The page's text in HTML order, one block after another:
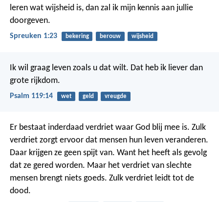
leren wat wijsheid is, dan zal ik mijn kennis aan jullie
doorgeven.
Spreuken 1:23 bekering berouw wijsheid
Ik wil graag leven zoals u dat wilt. Dat heb ik liever dan
grote rijkdom.
Psalm 119:14 wet geld vreugde
Er bestaat inderdaad verdriet waar God blij mee is. Zulk
verdriet zorgt ervoor dat mensen hun leven veranderen.
Daar krijgen ze geen spijt van. Want het heeft als gevolg
dat ze gered worden. Maar het verdriet van slechte
mensen brengt niets goeds. Zulk verdriet leidt tot de
dood.